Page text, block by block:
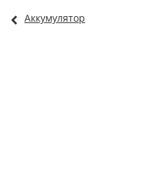
Аккумулятор